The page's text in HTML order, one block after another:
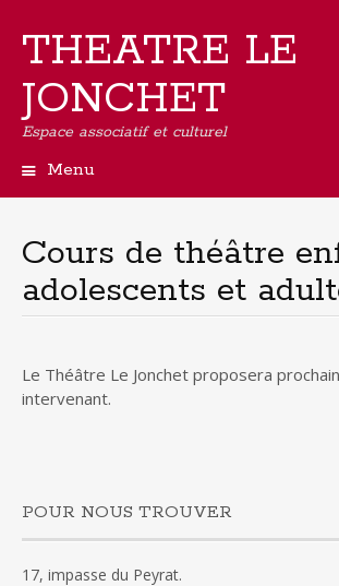
THEATRE LE
JONCHET
Espace associatif et culturel
Menu
principal
Cours de théâtre
adolescents et
Le Théâtre Le Jonchet proposera
intervenant.
POUR NOUS TROUVER
17, impasse du Peyrat.